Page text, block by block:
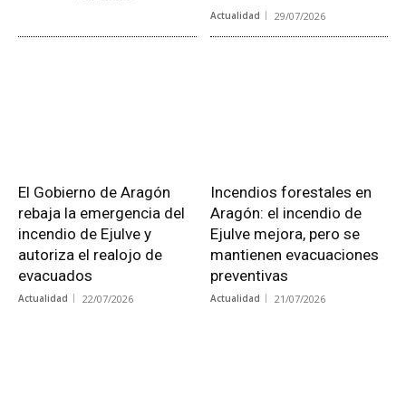
Actualidad 29/07/2026
El Gobierno de Aragón
rebaja la emergencia del
incendio de Ejulve y
autoriza el realojo de
evacuados
Actualidad 22/07/2026
Incendios forestales en
Aragón: el incendio de
Ejulve mejora, pero se
mantienen evacuaciones
preventivas
Actualidad 21/07/2026